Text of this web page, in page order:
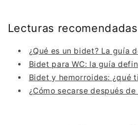
Lecturas recomendadas
¿Qué es un bidet? La guía
Bidet para WC: la guía
Bidet y hemorroides: ¿qué
¿Cómo secarse después